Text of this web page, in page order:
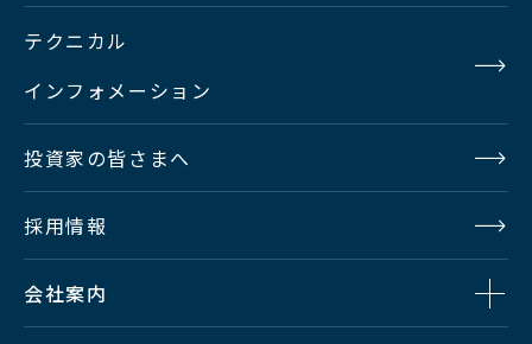
Multi Viewer
編集
集アプリケーションソフトを付属
提供
■全般
制御
100m） Arcnet：5Mbps BNC
テクニカル
インフォメーション
投資家の皆さまへ
採用情報
会社案内